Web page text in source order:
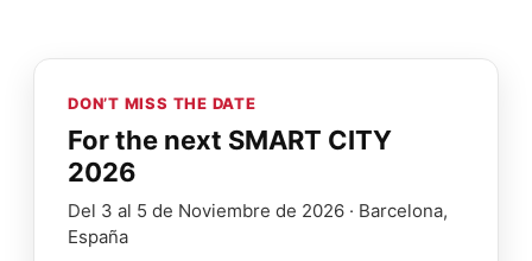
DON’T MISS THE DATE
For the next SMART CITY
2026
Del 3 al 5 de Noviembre de 2026 · Barcelona,
España